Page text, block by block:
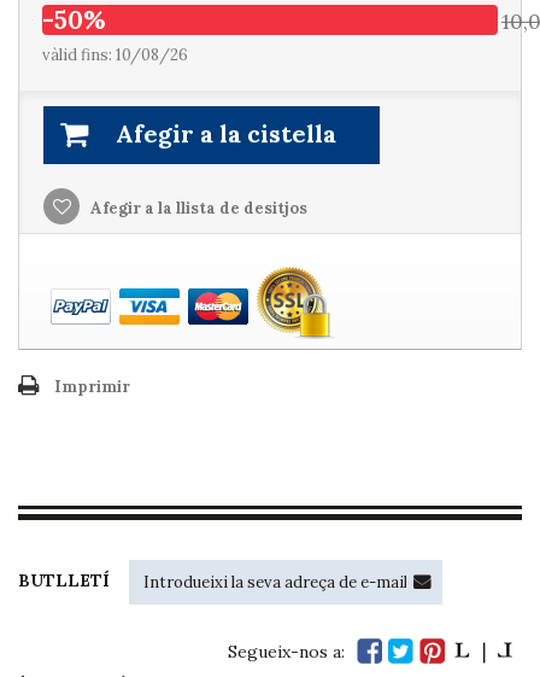
-50%
vàlid fins: 10/08/26
Afegir a la cistella
Afegir a la llista de desitjos
Imprimir
BUTLLETÍ
Segueix-nos a: